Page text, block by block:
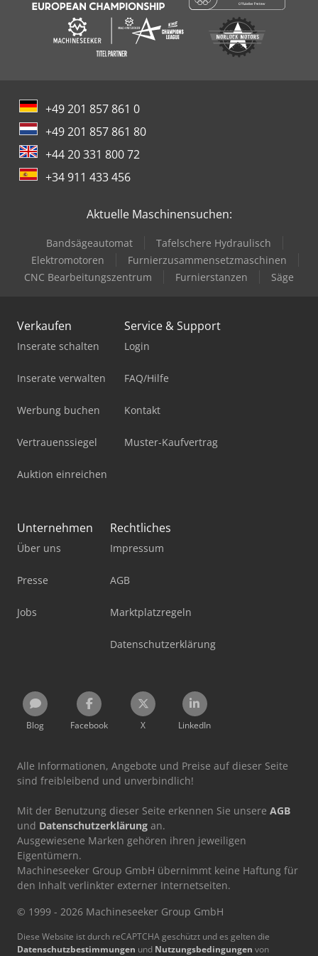
+49 201 857 861 0
+49 201 857 861 80
+44 20 331 800 72
+34 911 433 456
Aktuelle Maschinensuchen:
Bandsägeautomat
Tafelschere Hydraulisch
Elektromotoren
Furnierzusammensetzmaschinen
CNC Bearbeitungszentrum
Furnierstanzen Säge
Verkaufen
Inserate schalten
Inserate verwalten
Werbung buchen
Vertrauenssiegel
Auktion einreichen
Service & Support
Login
FAQ/Hilfe
Kontakt
Muster-Kaufvertrag
Unternehmen
Über uns
Presse
Jobs
Rechtliches
Impressum
AGB
Marktplatzregeln
Datenschutzerklärung
Blog Facebook X LinkedIn
Alle Informationen, Angebote und Preise auf dieser Seite
sind freibleibend und unverbindlich!
Mit der Benutzung dieser Seite erkennen Sie unsere AGB
und Datenschutzerklärung an.
Ausgewiesene Marken gehören ihren jeweiligen
Eigentümern.
Machineseeker Group GmbH übernimmt keine Haftung für
den Inhalt verlinkter externer Internetseiten.
© 1999 - 2026 Machineseeker Group GmbH
Diese Website ist durch reCAPTCHA geschützt und es gelten die
Datenschutzbestimmungen und Nutzungsbedingungen von